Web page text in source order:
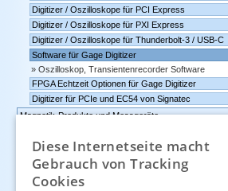
Digitizer / Oszilloskope für PCI Express
Digitizer / Oszilloskope für PXI Express
Digitizer / Oszilloskope für Thunderbolt-3 / USB-C
Software für Gage Digitizer
Oszilloskop, Transientenrecorder Software
FPGA Echtzeit Optionen für Gage Digitizer
Digitizer für PCIe und EC54 von Signatec
Magnetik-Produkte und Messgeräte
Datenlogger, Datenrekorder, Messwandler
Günstige Auslauf-und Demogeräte
Diese Internetseite macht
Gebrauch von Tracking
Cookies